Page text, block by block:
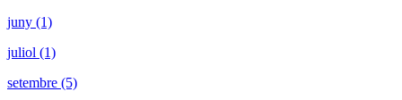
juny (1)
juliol (1)
setembre (5)